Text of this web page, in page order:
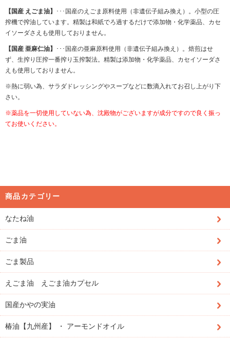
【国産 えごま油】
･･･国産のえごま原料使用（非遺伝子組み換え）。小型の圧
搾機で搾油しています。精製は和紙でろ過するだけで添加物・化学薬品、カセ
イソーダさえも使用しておりません。
【国産 亜麻仁油】
･･･国産の亜麻原料使用（非遺伝子組み換え）。焙煎はせ
ず、生搾り圧搾一番搾り玉搾製法。精製は添加物・化学薬品、カセイソーダさ
えも使用しておりません。
※熱に弱い為、サラダドレッシングやスープなどに数滴入れてお召し上がり下
さい。
※薬品を一切使用していない為、沈殿物がございますが成分ですので良く振っ
てお使いください。
商品カテゴリー
なたね油
ごま油
ごま製品
えごま油 えごま油カプセル
国産かやの実油
椿油【九州産】 ・ アーモンドオイル